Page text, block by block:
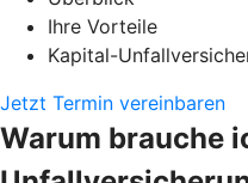
Ihre Vorteile
Kapital-
Jetzt Termin vereinbaren
Warum brauche